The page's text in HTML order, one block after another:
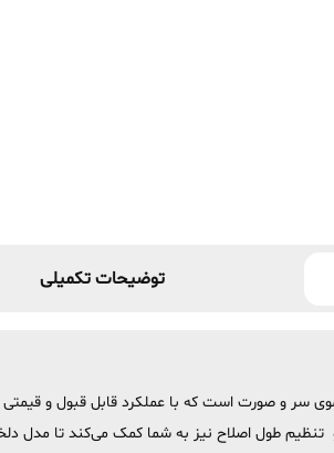
توضیحات تکمیلی
ایده‌آل برای اصلاح موی سر و صورت است که با عملکرد
طول اصلاح نیز به شما کمک می‌کند تا مدل